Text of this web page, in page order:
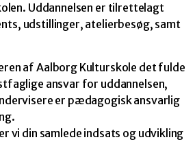
Uddannelsen er tilrettelagt
udstillinger, atelierbesøg, samt
af Aalborg Kulturskole det fulde
ansvar for uddannelsen,
er pædagogisk ansvarlig
vi din samlede indsats og udvikling